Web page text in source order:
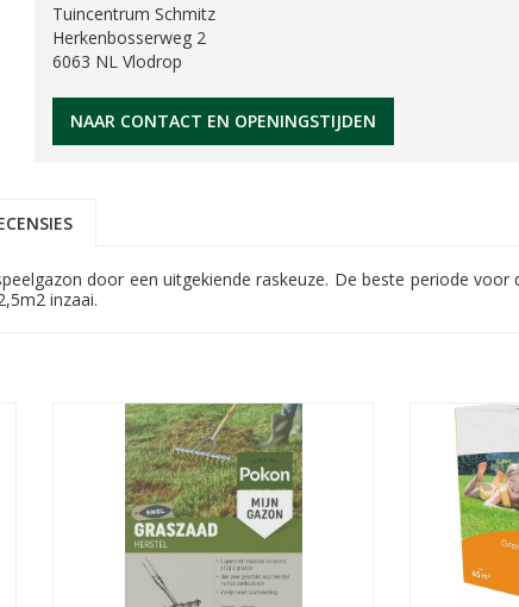
Tuincentrum Schmitz
Herkenbosserweg 2
6063 NL Vlodrop
NAAR CONTACT EN OPENINGSTIJDEN
door een uitgekiende raskeuze. De beste periode voor
inzaai.